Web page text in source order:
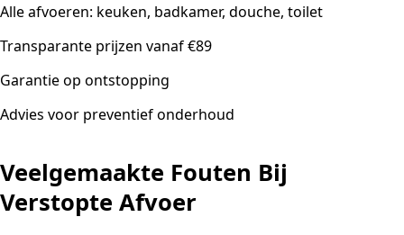
Alle afvoeren: keuken, badkamer, douche, toilet
Transparante prijzen vanaf €89
Garantie op ontstopping
Advies voor preventief onderhoud
Veelgemaakte Fouten Bij
Verstopte Afvoer